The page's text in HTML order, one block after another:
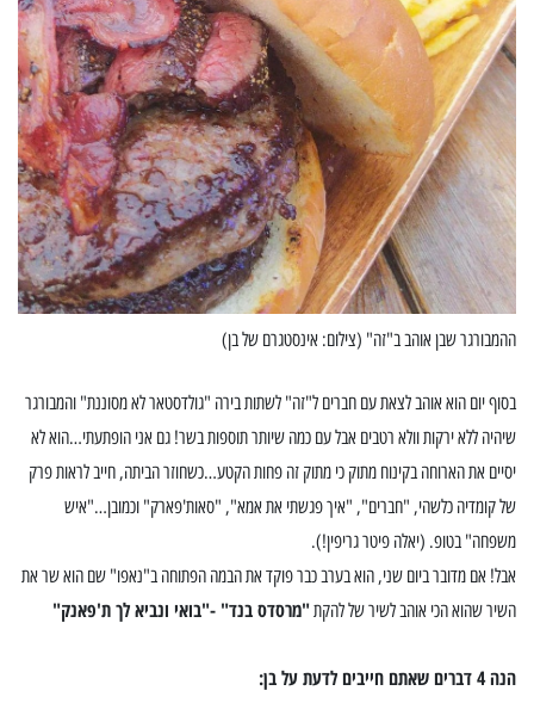
ההמבורגר שבן אוהב ב"זה" (צילום: אינסטגרם של בן)
בסוף יום הוא אוהב לצאת עם חברים ל"זה" לשתות בירה "גולדסטאר לא מסוננת" והמבורגר
שיהיה ללא ירקות וולא רטבים אבל עם כמה שיותר תוספות בשר! גם אני הופתעתי…הוא לא
יסיים את הארוחה בקינוח מתוק כי מתוק זה פחות הקטע…כשחוזר הביתה, חייב לראות פרק
של קומדיה כלשהי, "חברים", "איך פגשתי את אמא", "סאות'פארק" וכמובן…"איש
משפחה" בטופ. (יאלה פיטר גריפין!).
אבל! אם מדובר ביום שני, הוא בערב כבר פוקד את הבמה הפתוחה ב"נאפו" שם הוא שר את
השיר שהוא הכי אוהב לשיר של להקת"מרסדס בנד" -"בואי ונביא לך ת'פאנק"
הנה 4 דברים שאתם חייבים לדעת על בן: